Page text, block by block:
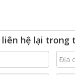
hệ lại